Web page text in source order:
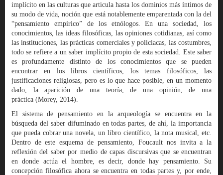
implícito en las culturas que articula hasta los dominios más íntimos de
su modo de vida, noción que está notablemente emparentada con la del
“pensamiento empírico” de los etnólogos. En una sociedad, los
conocimientos, las ideas filosóficas, las opiniones cotidianas, así como
las instituciones, las prácticas comerciales y policiacas, las costumbres,
todo se refiere a un saber implícito propio de esta sociedad. Este saber
es profundamente distinto de los conocimientos que se pueden
encontrar en los libros científicos, los temas filosóficos, las
justificaciones religiosas, pero es lo que hace posible, en un momento
dado, la aparición de una teoría, de una opinión, de una
práctica (Morey, 2014).
El sistema de pensamiento en la arqueología se encuentra en la
búsqueda del saber difuminado en todas partes, de ahí, la importancia
que pueda cobrar una novela, un libro científico, la nota musical, etc.
Dentro de este esquema de pensamiento, Foucault nos invita a la
reflexión del saber por medio de capas discursivas que se encuentran
en donde actúa el hombre, es decir, donde hay pensamiento. Su
concepción filosófica ahora se encuentra en todas partes y, por ende,